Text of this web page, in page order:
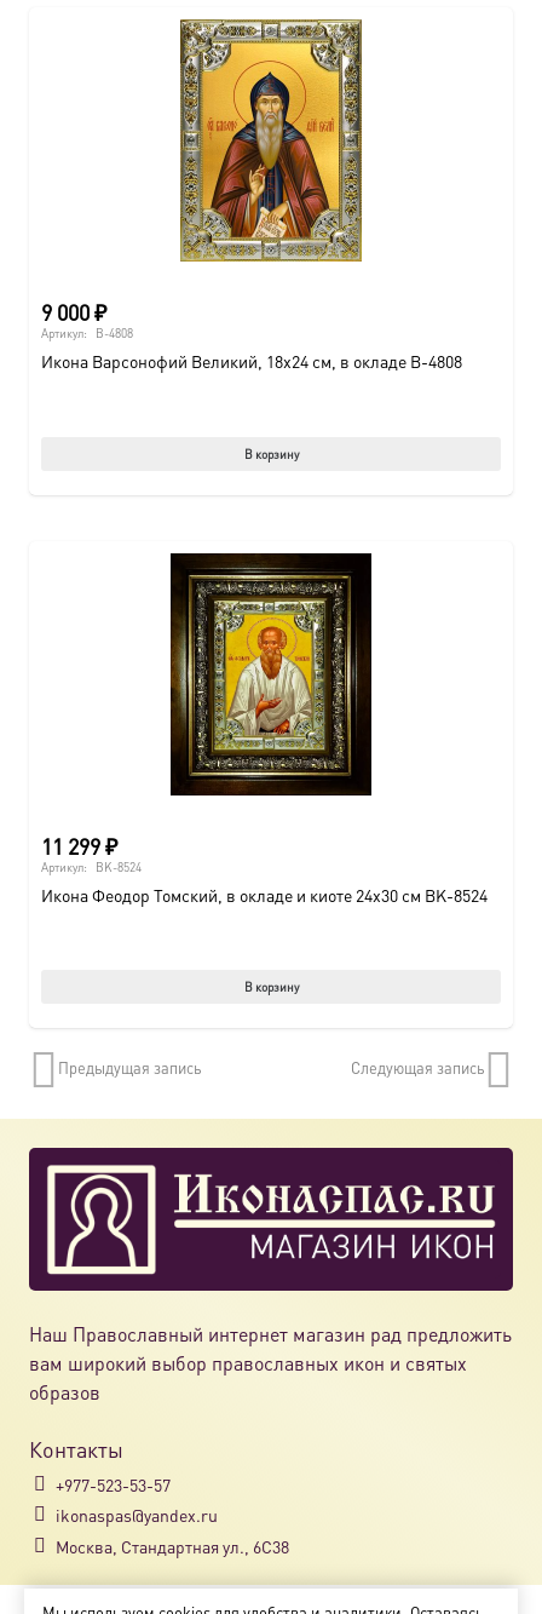
9 000₽
Артикул: B-4808
Икона Варсонофий Великий, 18х24 см, в окладе B-4808
В корзину
11 299₽
Артикул: BK-8524
Икона Феодор Томский, в окладе и киоте 24х30 см BK-8524
В корзину
Предыдущая запись Следующая запись
Наш Православный интернет магазин рад предложить
вам широкий выбор православных икон и святых
образов
Контакты
+977-523-53-57
ikonaspas@yandex.ru
Москва, Стандартная ул., 6С38